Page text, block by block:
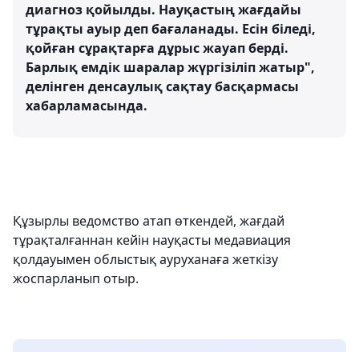
диагноз қойылды. Науқастың жағдайы
тұрақты ауыр деп бағаланады. Есін біледі,
қойған сұрақтарға дұрыс жауап берді.
Барлық емдік шаралар жүргізіліп жатыр",
делінген денсаулық сақтау басқармасы
хабарламасында.
Құзырлы ведомство атап өткендей, жағдай
тұрақталғаннан кейін науқасты медавиация
қолдауымен облыстық ауруханаға жеткізу
жоспарланып отыр.